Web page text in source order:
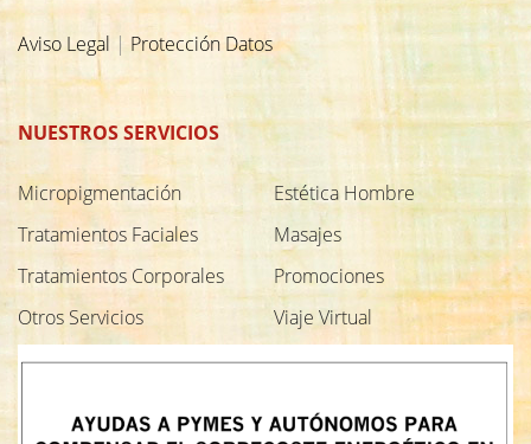
Aviso Legal | Protección Datos
NUESTROS SERVICIOS
Micropigmentación
Tratamientos Faciales
Tratamientos Corporales
Otros Servicios
Estética Hombre
Masajes
Promociones
Viaje Virtual